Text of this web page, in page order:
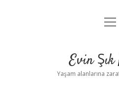
Yasal
Evin Şık
Yaşam alanlarına